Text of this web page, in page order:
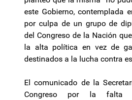
este Gobierno, contemplada
por culpa de un grupo de
del Congreso de la Nación
la alta política en vez de
destinados a la lucha contra
El comunicado de la
Congreso por la falta